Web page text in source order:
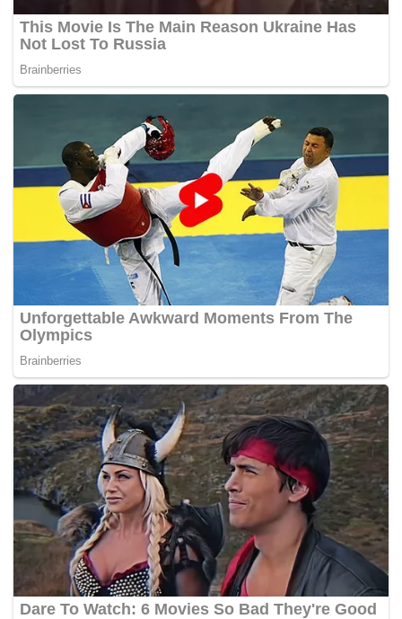
Instrumenindo/Rainbow Hill Golf Club (Fasilitas
Lapangan dan Kawasan Pariwisata), PT Mulia
Summarecon Bogor yang dikelola oleh PT Kencana
Jayaproperti Mulia, PT Kencana Jayaproperti Agung,
PT Gunung Srimala Permai (Real Estat).
"Kami telah diperintahkan untuk menghentikan
semua kegiatan ke 6 perusahaan yang berada di
hulu DAS Kali Bekasi dan akan dilakukan penegakan
hukum pidana dan gugatan perdata kerugian
lingkungan hidup, menginggat kerusakan yg
ditimbulkan diduga sangat besar," ungkap Deputi
Gakkum Irjen Pol. Rizal Irawan.
Menurutnya Kementerian Lingkungan Hidup tidak
akan segan-segan untuk membongkar semua
bangunan yang merusak daerah aliran sungai di hulu
DAS Ciliwung dan DAS Sungai Bekasi, serta hulu-hulu
DAS yang lain, bahkan bangunan yang saat ini marak
di Gunung Salak Bogor, Jawa Barat.(*)